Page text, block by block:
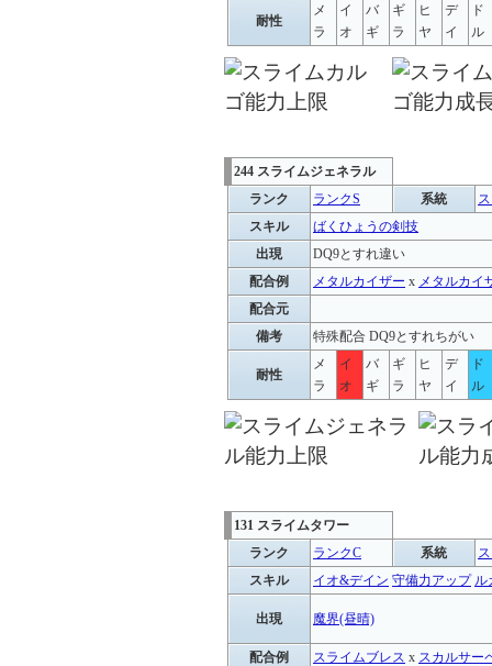
耐性
メ
ラ
イ
オ
バ
ギ
ギ
ラ
ヒ
ヤ
デ
イ
ド
ル
244 スライムジェネラル
ランク
ランクS 系統
スキル
ばくひょうの剣技
出現
DQ9とすれ違い
配合例
メタルカイザー x メタルカイ
配合元
備考
特殊配合 DQ9とすれちがい
耐性
メ
ラ
イ
オ
バ
ギ
ギ
ラ
ヒ
ヤ
デ
イ
ド
ル
131 スライムタワー
ランク
ランクC 系統
スキル
イオ&デイン 守備力アップ ル
出現 魔界(昼晴)
配合例 スライムブレス x スカルサー